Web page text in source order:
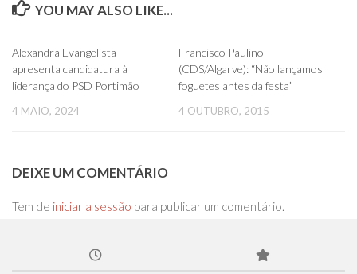
YOU MAY ALSO LIKE...
Alexandra Evangelista
apresenta candidatura à
liderança do PSD Portimão
4 MAIO, 2024
Francisco Paulino
(CDS/Algarve): “Não lançamos
foguetes antes da festa”
4 OUTUBRO, 2015
DEIXE UM COMENTÁRIO
Tem de iniciar a sessão para publicar um comentário.